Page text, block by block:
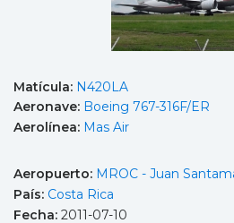
Matícula: N420LA
Aeronave: Boeing 767-316F/ER
Aerolínea: Mas Air
Aeropuerto: MROC - Juan
País: Costa Rica
Fecha: 2011-07-10